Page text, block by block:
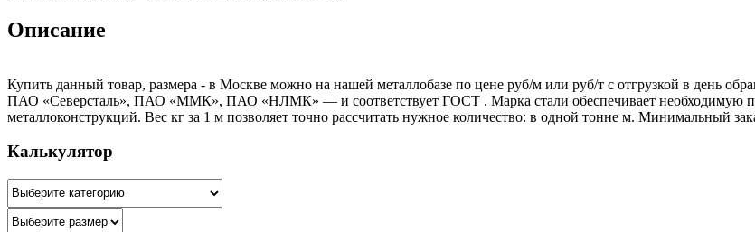
Описание
Купить данный товар, размера - в Москве можно на нашей металлобазе по цене руб/м или руб/т с отгрузкой в день
ПАО «Северсталь», ПАО «ММК», ПАО «НЛМК» — и соответствует ГОСТ . Марка стали обеспечивает необходимую
металлоконструкций. Вес кг за 1 м позволяет точно рассчитать нужное количество: в одной тонне м. Минимальный
Калькулятор